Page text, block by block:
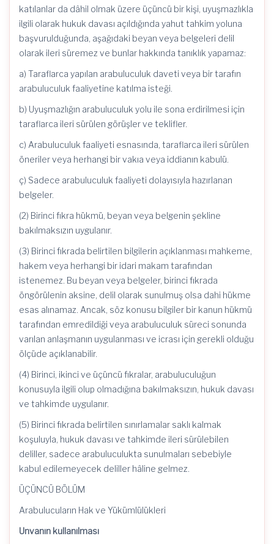
katılanlar da dâhil olmak üzere üçüncü bir kişi, uyuşmazlıkla
ilgili olarak hukuk davası açıldığında yahut tahkim yoluna
başvurulduğunda, aşağıdaki beyan veya belgeleri delil
olarak ileri süremez ve bunlar hakkında tanıklık yapamaz:
a) Taraflarca yapılan arabuluculuk daveti veya bir tarafın
arabuluculuk faaliyetine katılma isteği.
b) Uyuşmazlığın arabuluculuk yolu ile sona erdirilmesi için
taraflarca ileri sürülen görüşler ve teklifler.
c) Arabuluculuk faaliyeti esnasında, taraflarca ileri sürülen
öneriler veya herhangi bir vakıa veya iddianın kabulü.
ç) Sadece arabuluculuk faaliyeti dolayısıyla hazırlanan
belgeler.
(2) Birinci fıkra hükmü, beyan veya belgenin şekline
bakılmaksızın uygulanır.
(3) Birinci fıkrada belirtilen bilgilerin açıklanması mahkeme,
hakem veya herhangi bir idari makam tarafından
istenemez. Bu beyan veya belgeler, birinci fıkrada
öngörülenin aksine, delil olarak sunulmuş olsa dahi hükme
esas alınamaz. Ancak, söz konusu bilgiler bir kanun hükmü
tarafından emredildiği veya arabuluculuk süreci sonunda
varılan anlaşmanın uygulanması ve icrası için gerekli olduğu
ölçüde açıklanabilir.
(4) Birinci, ikinci ve üçüncü fıkralar, arabuluculuğun
konusuyla ilgili olup olmadığına bakılmaksızın, hukuk davası
ve tahkimde uygulanır.
(5) Birinci fıkrada belirtilen sınırlamalar saklı kalmak
koşuluyla, hukuk davası ve tahkimde ileri sürülebilen
deliller, sadece arabuluculukta sunulmaları sebebiyle
kabul edilemeyecek deliller hâline gelmez.
ÜÇÜNCÜ BÖLÜM
Arabulucuların Hak ve Yükümlülükleri
Unvanın kullanılması